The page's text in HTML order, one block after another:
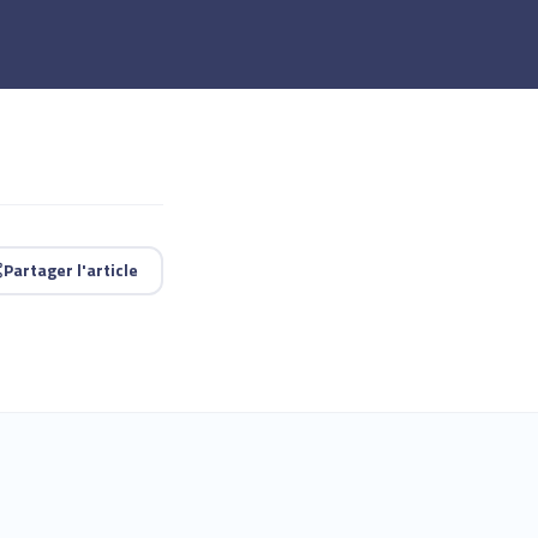
Partager l'article